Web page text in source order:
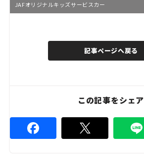
JAFオリジナルキッズサービスカー
e
d
9
記事ページへ戻る
この記事をシェア